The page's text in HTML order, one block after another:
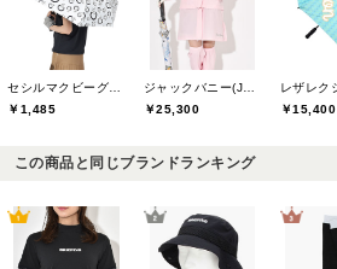
￥1,485
￥25,300
￥15,400
この商品と同じブランドランキング